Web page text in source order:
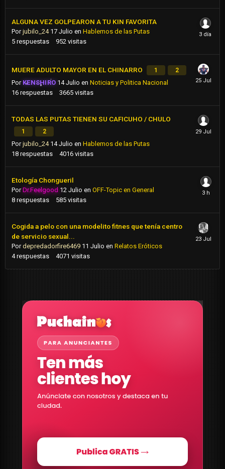
ALGUNA VEZ GOLPEARON A TU KIN FAVORITA
Porjubilo_24 17 Julio en Hablemos de las Putas
5 respuestas 952 visitas
MUERE ADULTO MAYOR EN EL CHINARRO 1 2
Por KENSHIRO 14 Julio enNoticias y Politica Nacional
16 respuestas 3665 visitas
TODAS LAS PUTAS TIENEN SU CAFICUHO / CHULO
1 2
Porjubilo_24 14 Julio en Hablemos de las Putas
18 respuestas 4016 visitas
Etología Chongueril
PorDr.Feelgood 12 Julio en OFF-Topic en General
8 respuestas 585 visitas
Cogida a pelo con una modelito fitnes que tenía centro
de servicio sexual...
Pordepredadorfire6469 11 Julio en Relatos Eróticos
4 respuestas 4071 visitas